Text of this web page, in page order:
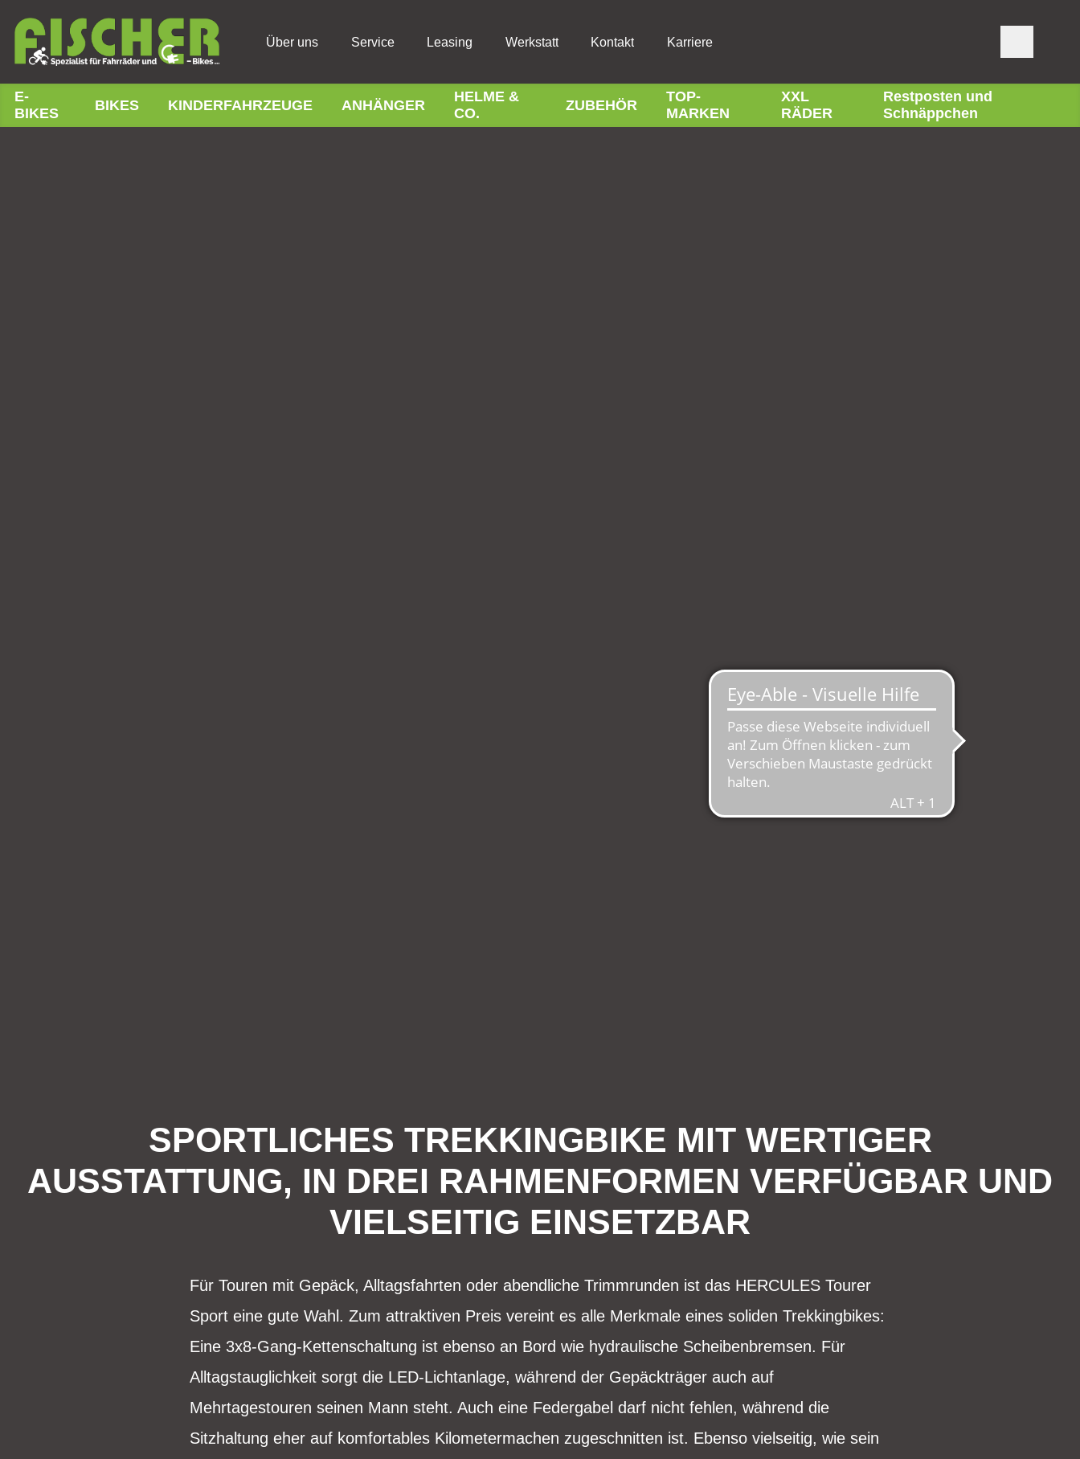
Über uns Service Leasing Werkstatt Kontakt Karriere
E-
BIKES
BIKES KINDERFAHRZEUGE ANHÄNGER
HELME &
CO.
ZUBEHÖR
TOP-
MARKEN
XXL
RÄDER
Restposten und
Schnäppchen
SPORTLICHES TREKKINGBIKE MIT WERTIGER
AUSSTATTUNG, IN DREI RAHMENFORMEN VERFÜGBAR UND
VIELSEITIG EINSETZBAR
Für Touren mit Gepäck, Alltagsfahrten oder abendliche Trimmrunden ist das HERCULES Tourer
Sport eine gute Wahl. Zum attraktiven Preis vereint es alle Merkmale eines soliden Trekkingbikes:
Eine 3x8-Gang-Kettenschaltung ist ebenso an Bord wie hydraulische Scheibenbremsen. Für
Alltagstauglichkeit sorgt die LED-Lichtanlage, während der Gepäckträger auch auf
Mehrtagestouren seinen Mann steht. Auch eine Federgabel darf nicht fehlen, während die
Sitzhaltung eher auf komfortables Kilometermachen zugeschnitten ist. Ebenso vielseitig, wie sein